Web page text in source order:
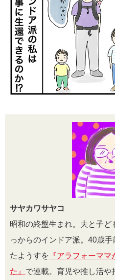
サヤカワサヤコ
昭和の終盤生まれ。夫と子
っからのインドア派。40歳
たようすを 『アラフォーマ
た』 で連載。育児や推し活や